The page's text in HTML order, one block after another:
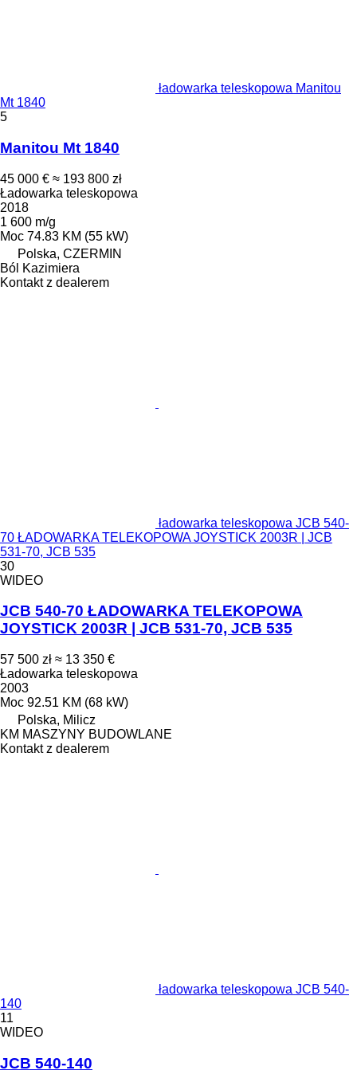
ładowarka teleskopowa Manitou
Mt 1840
5
Manitou Mt 1840
45 000 € ≈ 193 800 zł
Ładowarka teleskopowa
2018
1 600 m/g
Moc 74.83 KM (55 kW)
Polska, CZERMIN
Ból Kazimiera
Kontakt z dealerem
ładowarka teleskopowa JCB 540-
70 ŁADOWARKA TELEKOPOWA JOYSTICK 2003R | JCB
531-70, JCB 535
30
WIDEO
JCB 540-70 ŁADOWARKA TELEKOPOWA
JOYSTICK 2003R | JCB 531-70, JCB 535
57 500 zł ≈ 13 350 €
Ładowarka teleskopowa
2003
Moc 92.51 KM (68 kW)
Polska, Milicz
KM MASZYNY BUDOWLANE
Kontakt z dealerem
ładowarka teleskopowa JCB 540-
140
11
WIDEO
JCB 540-140